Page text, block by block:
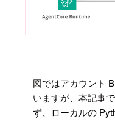
図ではアカウント
いますが、本記事
ず、ローカルの